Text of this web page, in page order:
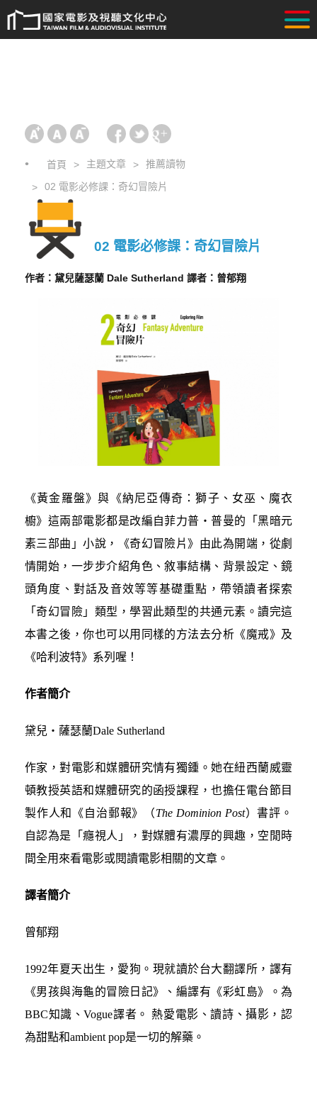
首頁 主題文章
推薦讀物
02 電影必修課：奇幻冒險片
02 電影必修課：奇幻冒險片
作者：黛兒薩瑟蘭 Dale Sutherland 譯者：曾郁翔
《黃金羅盤》與《納尼亞傳奇：獅子、女巫、魔衣
櫥》這兩部電影都是改編自菲力普‧普曼的「黑暗元
素三部曲」小說，《奇幻冒險片》由此為開端，從劇
情開始，一步步介紹角色、敘事結構、背景設定、鏡
頭角度、對話及音效等等基礎重點，帶領讀者探索
「奇幻冒險」類型，學習此類型的共通元素。讀完這
本書之後，你也可以用同樣的方法去分析《魔戒》及
《哈利波特》系列喔！
作者簡介
黛兒‧薩瑟蘭Dale Sutherland
作家，對電影和媒體研究情有獨鍾。她在紐西蘭威靈
頓教授英語和媒體研究的函授課程，也擔任電台節目
製作人和《自治郵報》（The Dominion Post）書評。
自認為是「癮視人」，對媒體有濃厚的興趣，空閒時
間全用來看電影或閱讀電影相關的文章。
譯者簡介
曾郁翔
1992年夏天出生，愛狗。現就讀於台大翻譯所，譯有
《男孩與海龜的冒險日記》、編譯有《彩虹島》。為
BBC知識、Vogue譯者。 熱愛電影、讀詩、攝影，認
為甜點和ambient pop是一切的解藥。